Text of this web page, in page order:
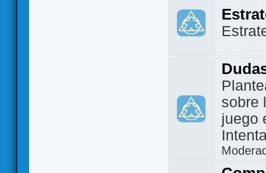
sobre
juego